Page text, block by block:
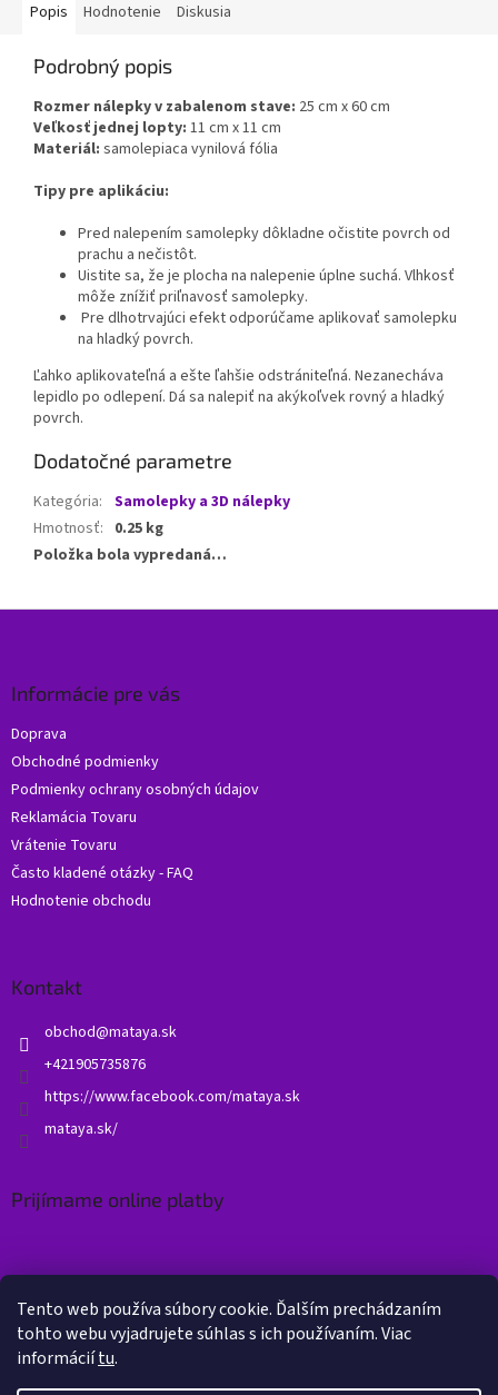
Tento web používa súbory cookie. Ďalším prechádzaním
tohto webu vyjadrujete súhlas s ich používaním. Viac
informáciítu.
Popis Hodnotenie Diskusia
Podrobný popis
Rozmer nálepky v zabalenom stave: 25 cm x 60 cm
Veľkosť jednej lopty: 11 cm x 11 cm
Materiál: samolepiaca vynilová fólia
Tipy pre aplikáciu:
Pred nalepením samolepky dôkladne očistite povrch od
prachu a nečistôt.
Uistite sa, že je plocha na nalepenie úplne suchá. Vlhkosť
môže znížiť priľnavosť samolepky.
Pre dlhotrvajúci efekt odporúčame aplikovať samolepku
na hladký povrch.
Ľahko aplikovateľná a ešte ľahšie odstrániteľná. Nezanecháva
lepidlo po odlepení. Dá sa nalepiť na akýkoľvek rovný a hladký
povrch.
Dodatočné parametre
Kategória: Samolepky a 3D nálepky
Hmotnosť: 0.25 kg
Položka bola vypredaná…
Informácie pre vás
Doprava
Obchodné podmienky
Podmienky ochrany osobných údajov
Reklamácia Tovaru
Vrátenie Tovaru
Často kladené otázky - FAQ
Hodnotenie obchodu
Kontakt
obchod@mataya.sk
+421905735876
https://www.facebook.com/mataya.sk
mataya.sk/
Prijímame online platby